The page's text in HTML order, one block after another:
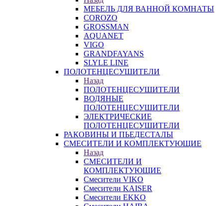
МЕБЕЛЬ ДЛЯ ВАННОЙ КОМНАТЫ
COROZO
GROSSMAN
AQUANET
VIGO
GRANDFAYANS
SLYLE LINE
ПОЛОТЕНЦЕСУШИТЕЛИ
Назад
ПОЛОТЕНЦЕСУШИТЕЛИ
ВОДЯНЫЕ
ПОЛОТЕНЦЕСУШИТЕЛИ
ЭЛЕКТРИЧЕСКИЕ
ПОЛОТЕНЦЕСУШИТЕЛИ
РАКОВИНЫ И ПЬЕДЕСТАЛЫ
СМЕСИТЕЛИ И КОМПЛЕКТУЮЩИЕ
Назад
СМЕСИТЕЛИ И
КОМПЛЕКТУЮЩИЕ
Смесители VIKO
Смесители KAISER
Смесители EKKO